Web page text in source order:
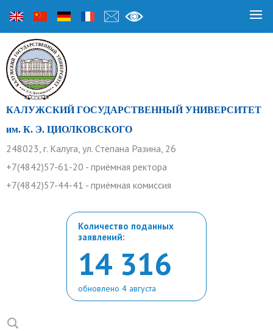
КАЛУЖСКИЙ ГОСУДАРСТВЕННЫЙ УНИВЕРСИТЕТ
им. К. Э. ЦИОЛКОВСКОГО
248023, г. Калуга, ул. Степана Разина, 26
+7(4842)57-61-20 - приёмная ректора
+7(4842)57-44-41 - приёмная комиссия
Количество поданных
заявлений:
14 316
обновлено 4 августа